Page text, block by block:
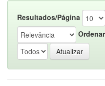
Resultados/Página
Ordenar